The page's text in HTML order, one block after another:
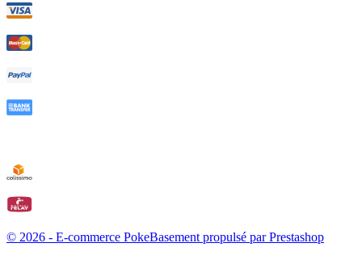
© 2026 - E-commerce PokeBasement propulsé par Prestashop